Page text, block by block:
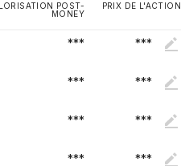
POST-
MONEY
PRIX DE L'ACTION
*** ***
*** ***
*** ***
*** ***